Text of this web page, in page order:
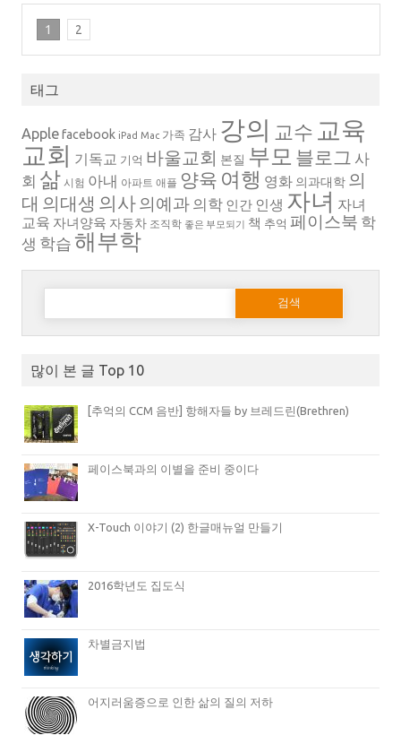
1 2
태그
Applefacebook iPad Mac 가족 감사 강의 교수 교육
교회 기독교 기억 바울교회 본질 부모 블로그 사
회 삶 시험 아내 아파트 애플 양육 여행 영화 의과대학 의
대 의대생 의사의예과 의학 인간 인생 자녀 자녀
교육 자녀양육 자동차 조직학 좋은 부모되기 책 추억 페이스북 학
생 학습 해부학
다음 검색:
많이 본 글 Top 10
[추억의 CCM 음반] 항해자들 by 브레드린(Brethren)
페이스북과의 이별을 준비 중이다
X-Touch 이야기 (2) 한글매뉴얼 만들기
2016학년도 집도식
차별금지법
어지러움증으로 인한 삶의 질의 저하